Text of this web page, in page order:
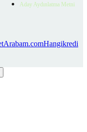
Aday Aydınlatma Metni
Arabam.comHangikredi